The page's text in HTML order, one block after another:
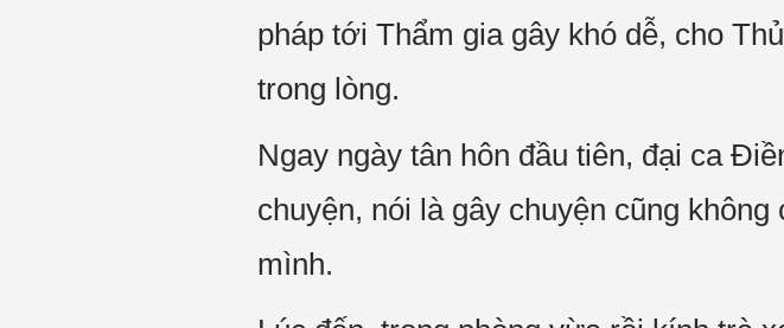
pháp tới Thẩm gia gây khó dễ, cho
trong lòng.
Ngay ngày tân hôn đầu tiên, đại ca
chuyện, nói là gây chuyện cũng
mình.